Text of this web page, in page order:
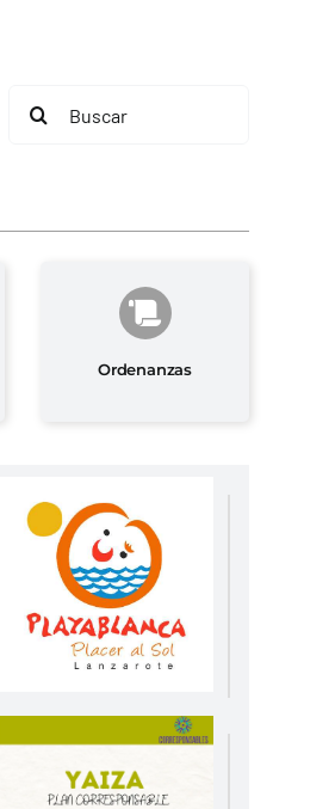
Buscar:
Ordenanzas